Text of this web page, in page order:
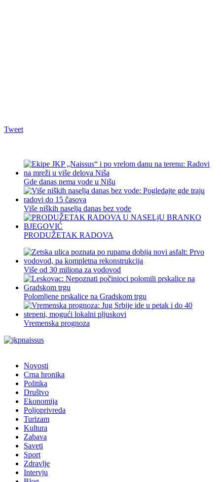
Tweet
Gde danas nema vode u Nišu
Više niških naselja danas bez vode
PRODUŽETAK RADOVA
Više od 30 miliona za vodovod
Polomljene prskalice na Gradskom trgu
Vremenska prognoza
Novosti
Crna hronika
Politika
Društvo
Ekonomija
Poljoprivreda
Turizam
Kultura
Zabava
Saveti
Sport
Zdravlje
Intervju